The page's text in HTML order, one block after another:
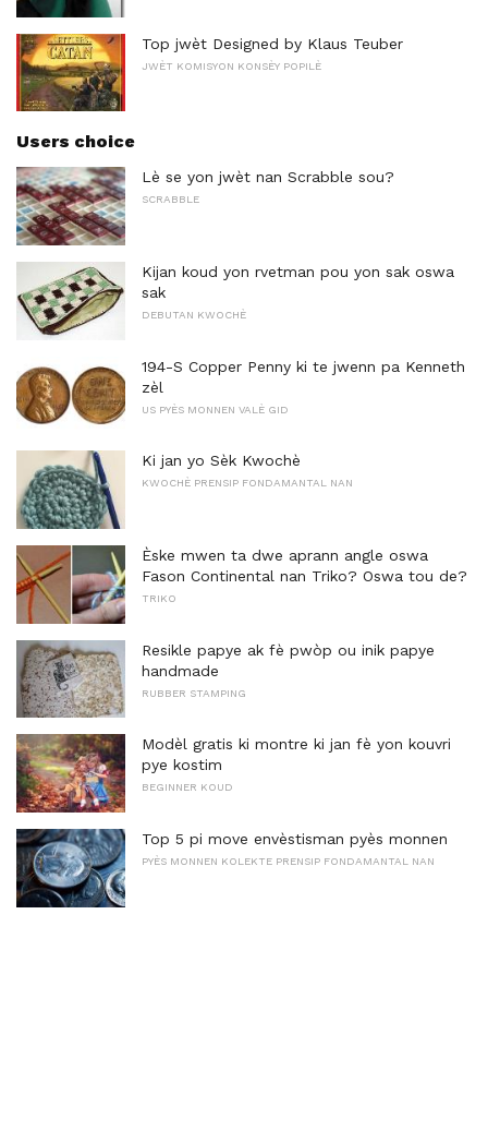
Top jwèt Designed by Klaus Teuber
JWÈT KOMISYON KONSÈY POPILÈ
Users choice
Lè se yon jwèt nan Scrabble sou?
SCRABBLE
Kijan koud yon rvetman pou yon sak oswa
sak
DEBUTAN KWOCHÈ
194-S Copper Penny ki te jwenn pa Kenneth
zèl
US PYÈS MONNEN VALÈ GID
Ki jan yo Sèk Kwochè
KWOCHÈ PRENSIP FONDAMANTAL NAN
Èske mwen ta dwe aprann angle oswa
Fason Continental nan Triko? Oswa tou de?
TRIKO
Resikle papye ak fè pwòp ou inik papye
handmade
RUBBER STAMPING
Modèl gratis ki montre ki jan fè yon kouvri
pye kostim
BEGINNER KOUD
Top 5 pi move envèstisman pyès monnen
PYÈS MONNEN KOLEKTE PRENSIP FONDAMANTAL NAN